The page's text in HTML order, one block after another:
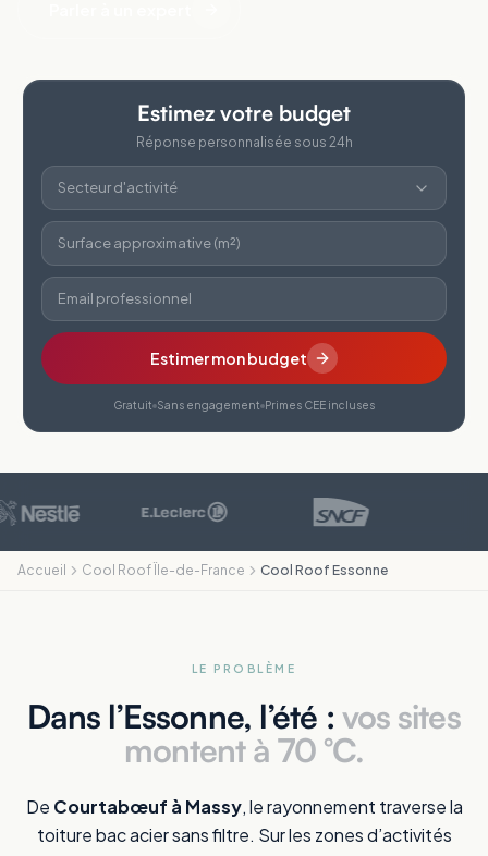
Estimez votre budget
Réponse personnalisée sous 24h
Secteur d'activité
Surface approximative (m²)
Email professionnel
Estimer mon budget
Gratuit Sans engagement Primes CEE incluses
Accueil Cool Roof Île-de-France Cool Roof Essonne
LE PROBLÈME
Dans l’Essonne, l’été : vos sites
montent à 70 °C.
De Courtabœuf à Massy, le rayonnement traverse la
toiture bac acier sans filtre. Sur les zones d’activités